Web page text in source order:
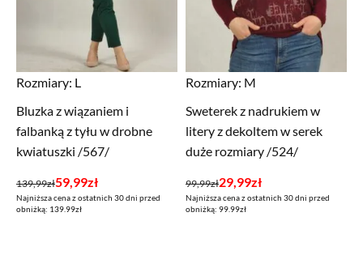
Rozmiary: L
Bluzka z wiązaniem i
falbanką z tyłu w drobne
kwiatuszki /567/
139,99zł
Pierwotna
cena
59,99zł
Aktualna
cena
Najniższa cena z ostatnich 30 dni przed
obniżką: 139.99zł
Rozmiary: M
Sweterek z nadrukiem w
litery z dekoltem w serek
duże rozmiary /524/
99,99zł
Pierwotna
cena
29,99zł
Aktualna
cena
Najniższa cena z ostatnich 30 dni przed
obniżką: 99.99zł